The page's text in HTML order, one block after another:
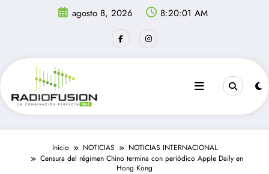
agosto 8, 2026 8:20:01 AM
Inicio NOTICIAS
NOTICIAS INTERNACIONAL
Censura del régimen Chino termina con periódico Apple Daily en
Hong Kong